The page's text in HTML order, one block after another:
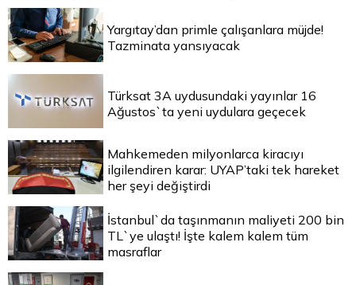
Yargıtay’dan primle çalışanlara müjde!
Tazminata yansıyacak
Türksat 3A uydusundaki yayınlar 16
Ağustos`ta yeni uydulara geçecek
Mahkemeden milyonlarca kiracıyı
ilgilendiren karar: UYAP’taki tek hareket
her şeyi değiştirdi
İstanbul`da taşınmanın maliyeti 200 bin
TL`ye ulaştı! İşte kalem kalem tüm
masraflar